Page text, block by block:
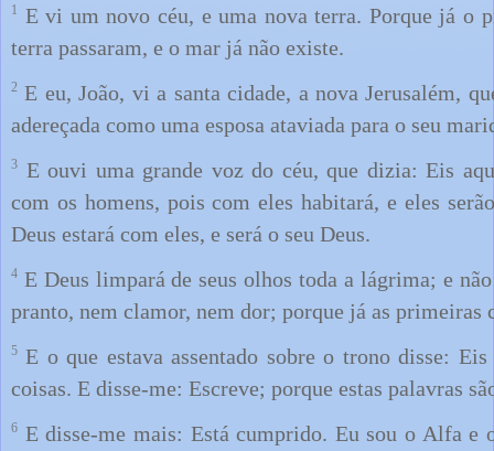
1
E vi um novo céu, e uma nova terra. Porque já o
terra passaram, e o mar já não existe.
2 E eu, João, vi a santa cidade, a nova Jerusalém,
adereçada como uma esposa ataviada para o seu
3 E ouvi uma grande voz do céu, que dizia: Eis
com os homens, pois com eles habitará, e eles
Deus estará com eles, e será o seu Deus.
4 E Deus limpará de seus olhos toda a lágrima; e
pranto, nem clamor, nem dor; porque já as primeiras
5 E o que estava assentado sobre o trono disse:
coisas. E disse-me: Escreve; porque estas palavras
6 E disse-me mais: Está cumprido. Eu sou o Alfa e